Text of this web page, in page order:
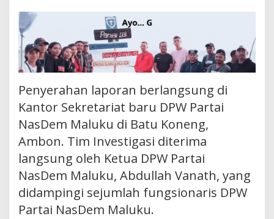
Penyerahan laporan berlangsung di
Kantor Sekretariat baru DPW Partai
NasDem Maluku di Batu Koneng,
Ambon. Tim Investigasi diterima
langsung oleh Ketua DPW Partai
NasDem Maluku, Abdullah Vanath, yang
didampingi sejumlah fungsionaris DPW
Partai NasDem Maluku.